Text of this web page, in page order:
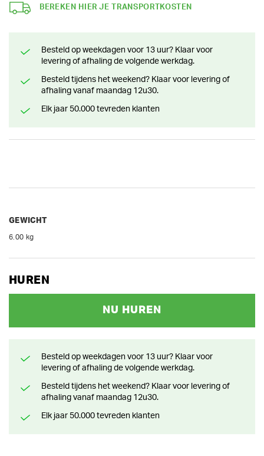
BEREKEN HIER JE TRANSPORTKOSTEN
Besteld op weekdagen voor 13 uur? Klaar voor
levering of afhaling de volgende werkdag.
Besteld tijdens het weekend? Klaar voor levering of
afhaling vanaf maandag 12u30.
Elk jaar 50.000 tevreden klanten
GEWICHT
6.00 kg
HUREN
NU HUREN
Besteld op weekdagen voor 13 uur? Klaar voor
levering of afhaling de volgende werkdag.
Besteld tijdens het weekend? Klaar voor levering of
afhaling vanaf maandag 12u30.
Elk jaar 50.000 tevreden klanten